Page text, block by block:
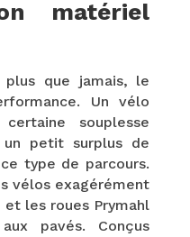
matériel
que jamais, le
Un vélo
souplesse
un petit surplus de
type de parcours.
vélos exagérément
les roues Prymahl
pavés. Conçus